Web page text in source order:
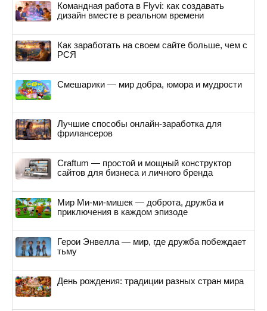
Командная работа в Flyvi: как создавать
дизайн вместе в реальном времени
Как заработать на своем сайте больше, чем с
РСЯ
Смешарики — мир добра, юмора и мудрости
Лучшие способы онлайн-заработка для
фрилансеров
Craftum — простой и мощный конструктор
сайтов для бизнеса и личного бренда
Мир Ми-ми-мишек — доброта, дружба и
приключения в каждом эпизоде
Герои Энвелла — мир, где дружба побеждает
тьму
День рождения: традиции разных стран мира